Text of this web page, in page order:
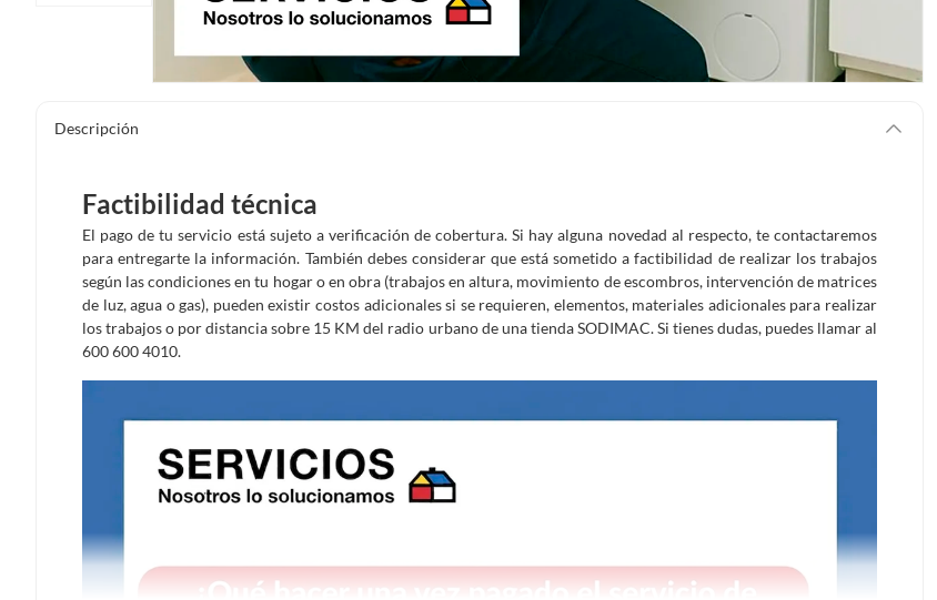
Descripción
Factibilidad técnica
El pago de tu servicio está sujeto a verificación de cobertura. Si hay alguna novedad al respecto, te contactaremos
para entregarte la información. También debes considerar que está sometido a factibilidad de realizar los trabajos
según las condiciones en tu hogar o en obra (trabajos en altura, movimiento de escombros, intervención de matrices
de luz, agua o gas), pueden existir costos adicionales si se requieren, elementos, materiales adicionales para realizar
los trabajos o por distancia sobre 15 KM del radio urbano de una tienda SODIMAC. Si tienes dudas, puedes llamar al
600 600 4010.